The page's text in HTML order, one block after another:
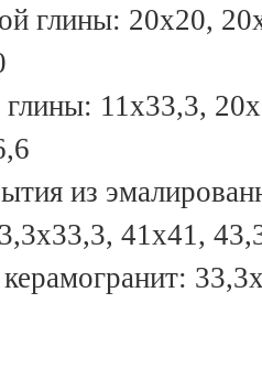
глины: 20x20,
глины: 11x33,3,
из
41x41,